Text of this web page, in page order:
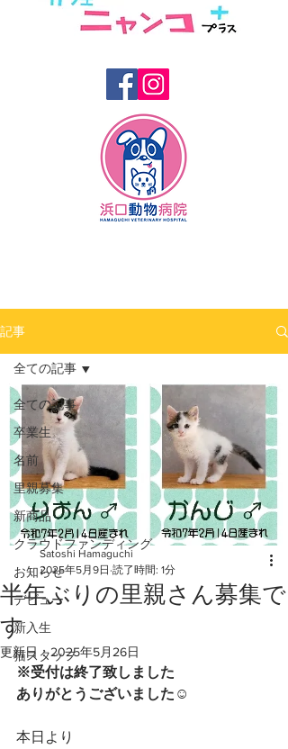
記事
全ての記事
卒業生
名前
里親募集
新商品
クラウドファンディング
お知らせ
デビュー
新入生
猫スタッフ
全ての記事
半年ぶりの里親さん募集で
す
Satoshi Hamaguchi
2025年5月9日 読了時間: 1分
更新日：2025年5月26日
※受付は終了致しました
ありがとうございました☺️
本日より